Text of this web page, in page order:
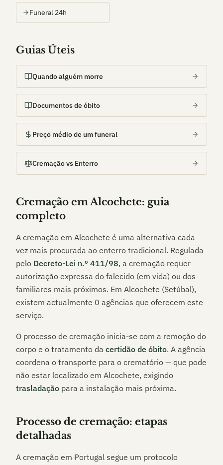
Funeral 24h
Guias Úteis
Quando alguém morre
Documentos de óbito
Preço médio de um funeral
Cremação vs Enterro
Cremação emAlcochete: guia
completo
A cremação em Alcochete é uma alternativa cada
vez mais procurada ao enterro tradicional. Regulada
pelo Decreto-Lei n.º 411/98, a cremação requer
autorização expressa do falecido (em vida) ou dos
familiares mais próximos. Em Alcochete (Setúbal),
existem actualmente 0 agências que oferecem este
serviço.
O processo de cremação inicia-se com a remoção do
corpo e o tratamento da certidão de óbito. A agência
coordena o transporte para o crematório — que pode
não estar localizado em Alcochete, exigindo
trasladação para a instalação mais próxima.
Processo de cremação: etapas
detalhadas
A cremação em Portugal segue um protocolo